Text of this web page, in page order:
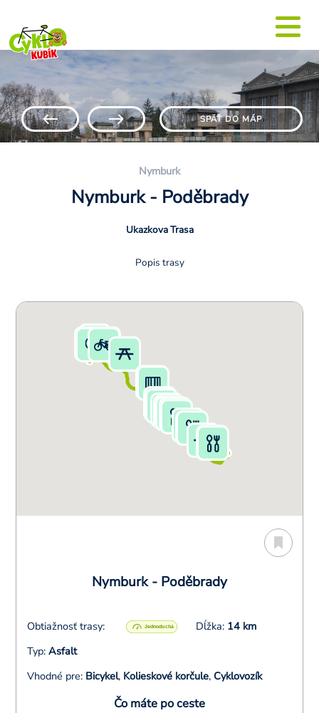
SPÄŤ DO MÁP
Nymburk
Nymburk - Poděbrady
Ukazkova Trasa
Popis trasy
Nymburk - Poděbrady
Obtiažnosť trasy: Dĺžka: 14 km
Typ: Asfalt
Vhodné pre: Bicykel, Kolieskové korčule, Cyklovozík
Čo máte po ceste